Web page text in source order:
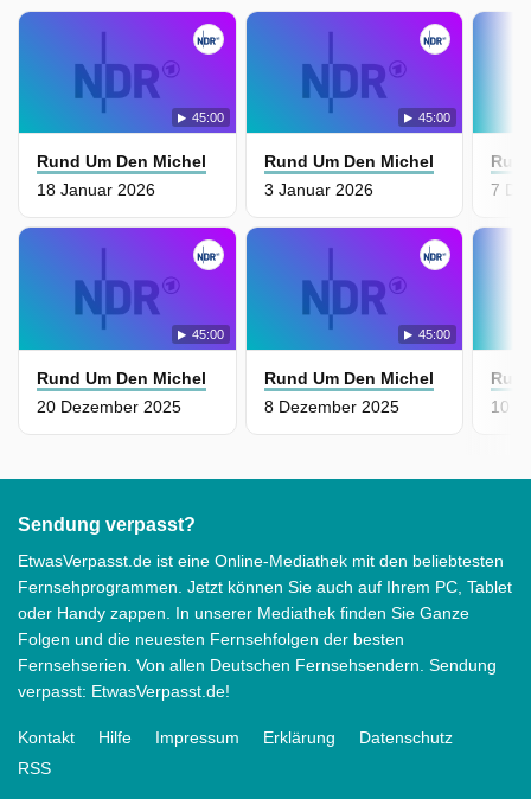
45:00
Rund Um Den Michel
18 Januar 2026
45:00
Rund Um Den Michel
3 Januar 2026
45:00
Rund Um Den Michel
20 Dezember 2025
45:00
Rund Um Den Michel
8 Dezember 2025
7
10
Sendung verpasst?
EtwasVerpasst.de ist eine Online-Mediathek mit den beliebtesten
Fernsehprogrammen. Jetzt können Sie auch auf Ihrem PC, Tablet
oder Handy zappen. In unserer Mediathek finden Sie Ganze
Folgen und die neuesten Fernsehfolgen der besten
Fernsehserien. Von allen Deutschen Fernsehsendern. Sendung
verpasst: EtwasVerpasst.de!
Kontakt Hilfe Impressum Erklärung
Datenschutz
RSS